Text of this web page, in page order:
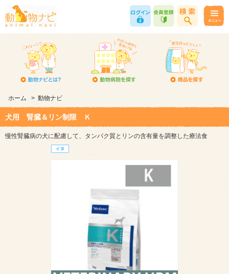
ホーム > 動物ナビ
犬用 腎臓＆リン制限 Ｋ
慢性腎臓病の犬に配慮して、タンパク質とリンの含有量を調整した療法食